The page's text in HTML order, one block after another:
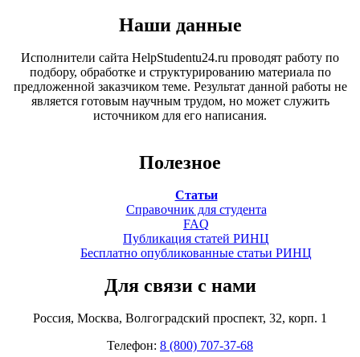
Наши данные
Исполнители сайта HelpStudentu24.ru проводят работу по
подбору, обработке и структурированию материала по
предложенной заказчиком теме. Результат данной работы не
является готовым научным трудом, но может служить
источником для его написания.
Полезное
Статьи
Справочник для студента
FAQ
Публикация статей РИНЦ
Бесплатно опубликованные статьи РИНЦ
Для связи с нами
Россия, Москва, Волгоградский проспект, 32, корп. 1
Телефон: 8 (800) 707-37-68